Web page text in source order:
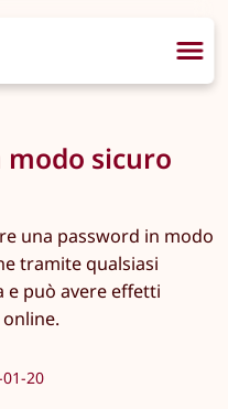
modo sicuro
una password in modo
tramite qualsiasi
e può avere effetti
20